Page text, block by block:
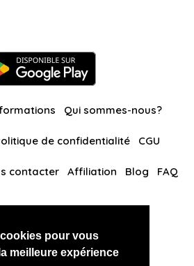
pour vous
meilleure expérience
Qui sommes-nous?
de confidentialité CGU
contacter Affiliation Blog FAQ
RussianKisses